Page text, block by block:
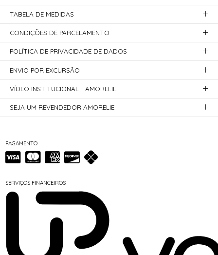
PAGAMENTO
SERVIÇOS FINANCEIROS
TABELA DE MEDIDAS
CONDIÇÕES DE PARCELAMENTO
POLÍTICA DE PRIVACIDADE DE DADOS
ENVIO POR EXCURSÃO
VÍDEO INSTITUCIONAL - AMORELIE
SEJA UM REVENDEDOR AMORELIE